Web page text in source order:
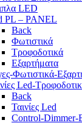
LED
PL – PANEL
Back
Φωτιστικά
Τροφοδοτικά
Εξαρτήματα
Φωτιστικά-
Led-
Back
Ταινίες Led
Control-Dimmer-